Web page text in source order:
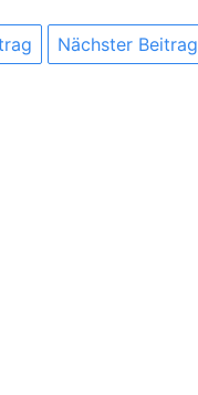
Nächster Beitrag